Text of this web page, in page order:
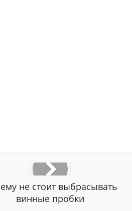
не стоит выбрасывать
винные пробки